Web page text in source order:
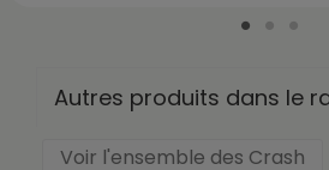
Autres produits dans le
Voir l'ensemble des Crash